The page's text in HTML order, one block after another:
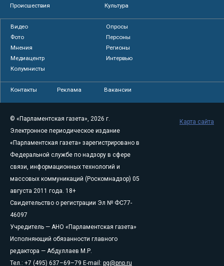
Происшествия
Культура
Видео
Опросы
Фото
Персоны
Мнения
Регионы
Медиацентр
Интервью
Колумнисты
Контакты Реклама Вакансии
© «Парламентская газета», 2026 г.
Электронное периодическое издание
«Парламентская газета» зарегистрировано в
Федеральной службе по надзору в сфере
связи, информационных технологий и
массовых коммуникаций (Роскомнадзор) 05
августа 2011 года. 18+
Свидетельство о регистрации Эл № ФС77-
46097
Учредитель — АНО «Парламентская газета»
Исполняющий обязанности главного
редактора — Абдуллаев М.Р.
Тел.: +7 (495) 637–69–79 E-mail: pg@pnp.ru
Карта сайта